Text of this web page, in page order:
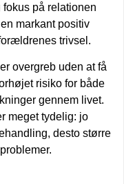
på relationen
markant positiv
trivsel.
overgreb uden at få
risiko for både
gennem livet.
meget tydelig: jo
desto større